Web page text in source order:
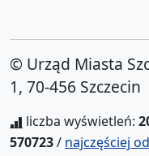
© Urząd Miasta
1, 70-456 Szczecin
liczba wyświetleń:
570723/ najczęściej